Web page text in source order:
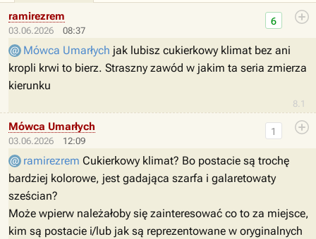
03.06.2026 08:37
8.1
6
ramirezrem
Mówca Umarłych jak lubisz cukierkowy klimat bez ani
kropli krwi to bierz. Straszny zawód w jakim ta seria zmierza
kierunku
03.06.2026 12:09
1
Mówca Umarłych
ramirezrem Cukierkowy klimat? Bo postacie są trochę
bardziej kolorowe, jest gadająca szarfa i galaretowaty
sześcian?
Może wpierw należałoby się zainteresować co to za miejsce,
kim są postacie i/lub jak są reprezentowane w oryginalnych